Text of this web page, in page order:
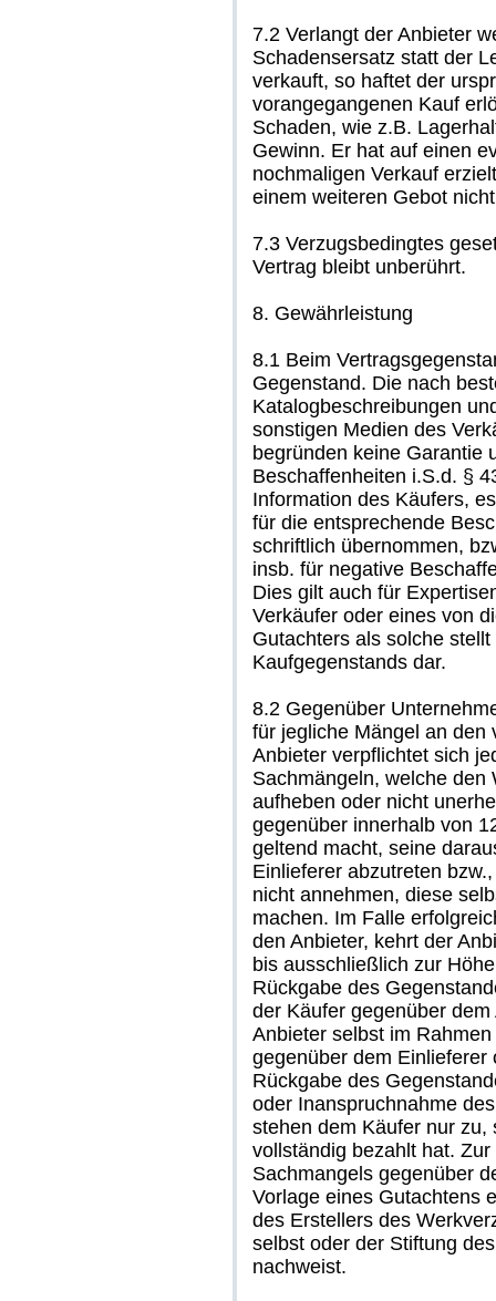
7.2 Verlangt der Anbieter
Schadensersatz statt der
verkauft, so haftet der
vorangegangenen Kauf
Schaden, wie z.B.
Gewinn. Er hat auf einen
nochmaligen Verkauf
einem weiteren Gebot
7.3 Verzugsbedingtes
Vertrag bleibt unberührt.
8. Gewährleistung
8.1 Beim
Gegenstand. Die nach
Katalogbeschreibungen
sonstigen Medien des
begründen keine Garantie
Beschaffenheiten i.S.d. §
Information des Käufers,
für die entsprechende
schriftlich übernommen,
insb. für negative
Dies gilt auch für
Verkäufer oder eines von
Gutachters als solche
Kaufgegenstands dar.
8.2 Gegenüber
für jegliche Mängel an den
Anbieter verpflichtet sich
Sachmängeln, welche den
aufheben oder nicht
gegenüber innerhalb von
geltend macht, seine
Einlieferer abzutreten
nicht annehmen, diese
machen. Im Falle
den Anbieter, kehrt der
bis ausschließlich zur
Rückgabe des
der Käufer gegenüber
Anbieter selbst im
gegenüber dem
Rückgabe des
oder Inanspruchnahme
stehen dem Käufer nur zu,
vollständig bezahlt hat.
Sachmangels gegenüber
Vorlage eines Gutachtens
des Erstellers des
selbst oder der Stiftung
nachweist.